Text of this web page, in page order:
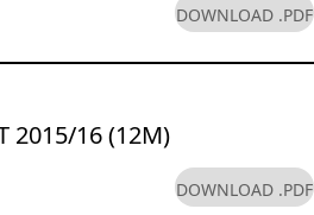
DOWNLOAD .PDF
2015/16 (12M)
DOWNLOAD .PDF